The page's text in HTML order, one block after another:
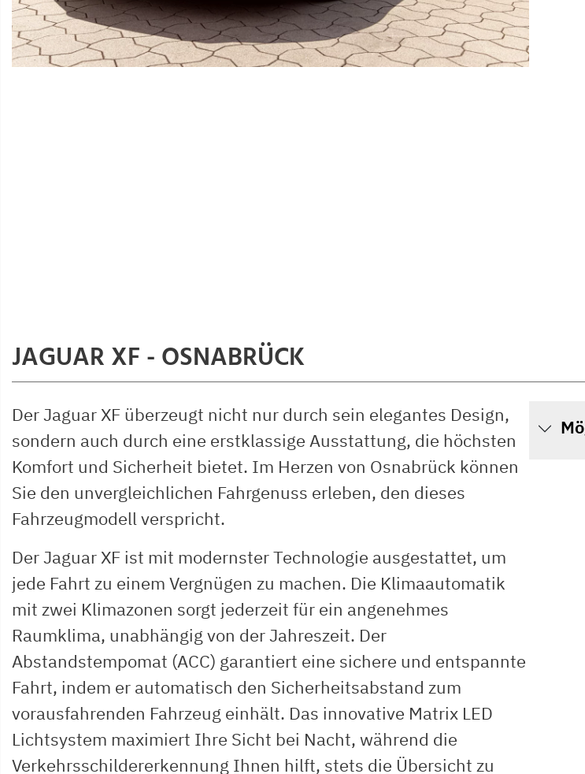
JAGUAR XF - OSNABRÜCK
Der Jaguar XF überzeugt nicht nur durch sein elegantes Design,
sondern auch durch eine erstklassige Ausstattung, die höchsten
Komfort und Sicherheit bietet. Im Herzen von Osnabrück können
Sie den unvergleichlichen Fahrgenuss erleben, den dieses
Fahrzeugmodell verspricht.
Der Jaguar XF ist mit modernster Technologie ausgestattet, um
jede Fahrt zu einem Vergnügen zu machen. Die Klimaautomatik
mit zwei Klimazonen sorgt jederzeit für ein angenehmes
Raumklima, unabhängig von der Jahreszeit. Der
Abstandstempomat (ACC) garantiert eine sichere und entspannte
Fahrt, indem er automatisch den Sicherheitsabstand zum
vorausfahrenden Fahrzeug einhält. Das innovative Matrix LED
Lichtsystem maximiert Ihre Sicht bei Nacht, während die
Verkehrsschildererkennung Ihnen hilft, stets die Übersicht zu